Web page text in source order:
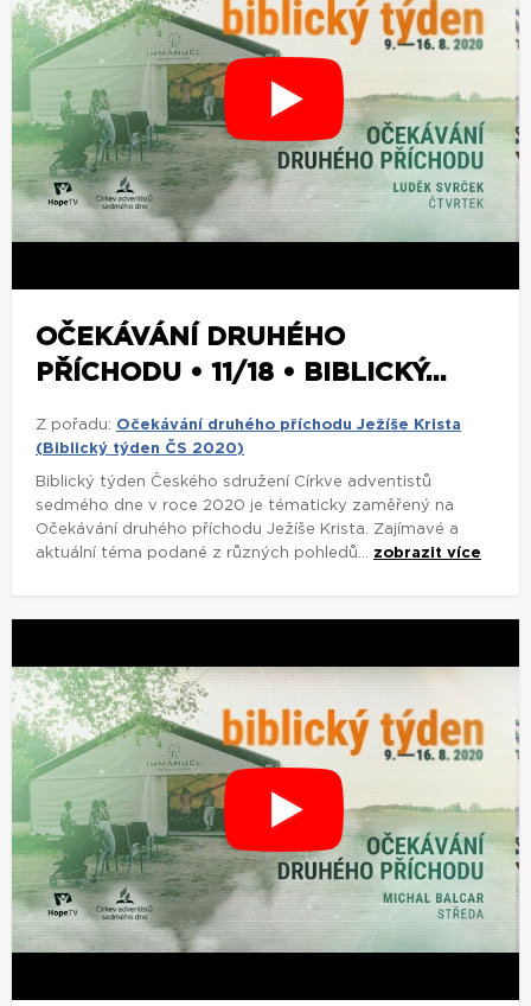
OČEKÁVÁNÍ DRUHÉHO
PŘÍCHODU • 11/18 • BIBLICKÝ...
Z pořadu: Očekávání druhého příchodu Ježíše Krista
(Biblický týden ČS 2020)
Biblický týden Českého sdružení Církve adventistů
sedmého dne v roce 2020 je tématicky zaměřený na
Očekávání druhého příchodu Ježíše Krista. Zajímavé a
aktuální téma podané z různých pohledů... zobrazit více